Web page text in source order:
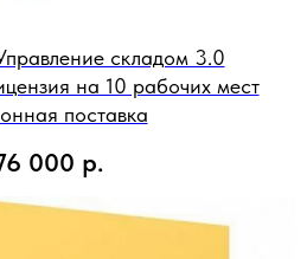
складом 3.0
на 10 рабочих мест
поставка
000 р.